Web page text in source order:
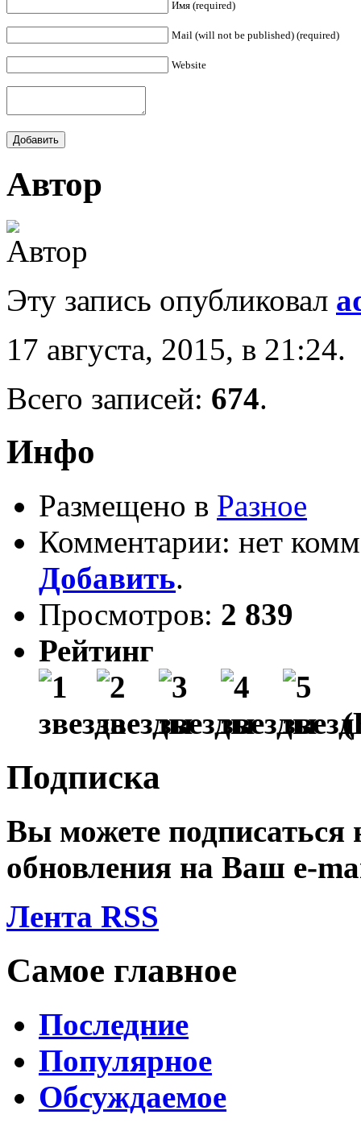
Имя (required)
Mail (will not be published) (required)
Website
Автор
Эту запись опубликовал
17 августа, 2015, в 21:24.
Всего записей: 674.
Инфо
Размещено в Разное
Комментарии: нет
Добавить.
Просмотров: 2 839
Рейтинг
Подписка
Вы можете подписаться
обновления на Ваш e-
Лента RSS
Самое главное
Последние
Популярное
Обсуждаемое